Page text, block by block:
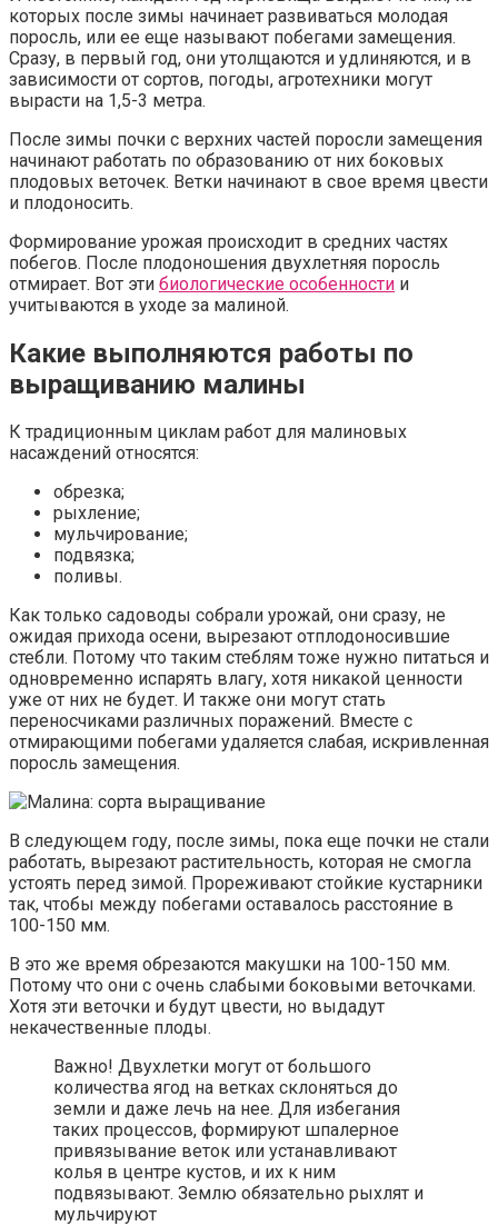
которых после зимы начинает развиваться молодая
поросль, или ее еще называют побегами замещения.
Сразу, в первый год, они утолщаются и удлиняются, и в
зависимости от сортов, погоды, агротехники могут
вырасти на 1,5-3 метра.
После зимы почки с верхних частей поросли замещения
начинают работать по образованию от них боковых
плодовых веточек. Ветки начинают в свое время цвести
и плодоносить.
Формирование урожая происходит в средних частях
побегов. После плодоношения двухлетняя поросль
отмирает. Вот эти биологические особенности и
учитываются в уходе за малиной.
Какие выполняются работы по
выращиванию малины
К традиционным циклам работ для малиновых
насаждений относятся:
обрезка;
рыхление;
мульчирование;
подвязка;
поливы.
Как только садоводы собрали урожай, они сразу, не
ожидая прихода осени, вырезают отплодоносившие
стебли. Потому что таким стеблям тоже нужно питаться и
одновременно испарять влагу, хотя никакой ценности
уже от них не будет. И также они могут стать
переносчиками различных поражений. Вместе с
отмирающими побегами удаляется слабая, искривленная
поросль замещения.
В следующем году, после зимы, пока еще почки не стали
работать, вырезают растительность, которая не смогла
устоять перед зимой. Прореживают стойкие кустарники
так, чтобы между побегами оставалось расстояние в
100-150 мм.
В это же время обрезаются макушки на 100-150 мм.
Потому что они с очень слабыми боковыми веточками.
Хотя эти веточки и будут цвести, но выдадут
некачественные плоды.
Важно! Двухлетки могут от большого
количества ягод на ветках склоняться до
земли и даже лечь на нее. Для избегания
таких процессов, формируют шпалерное
привязывание веток или устанавливают
колья в центре кустов, и их к ним
подвязывают. Землю обязательно рыхлят и
мульчируют